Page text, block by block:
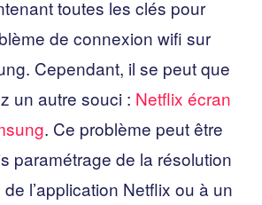
toutes les clés pour
de connexion wifi sur
Cependant, il se peut que
un autre souci : Netflix écran
. Ce problème peut être
paramétrage de la résolution
l’application Netflix ou à un